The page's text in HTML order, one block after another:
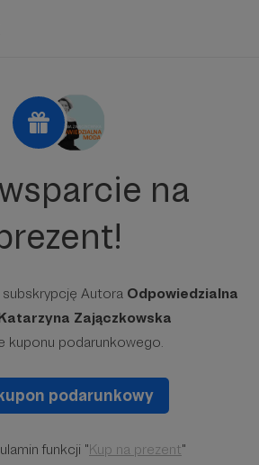
na
subskrypcję Autora Odpowiedzialna
Zajączkowska
kuponu podarunkowego.
podarunkowy
funkcji "Kup na prezent"